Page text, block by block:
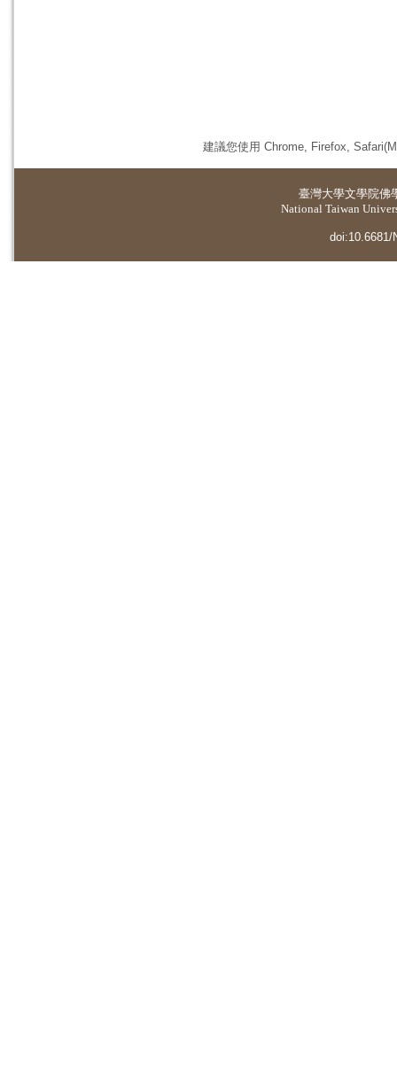
建議您使用 Chrome, Firefox,
臺灣大學文學院佛
National Taiwan
doi:10.6681/